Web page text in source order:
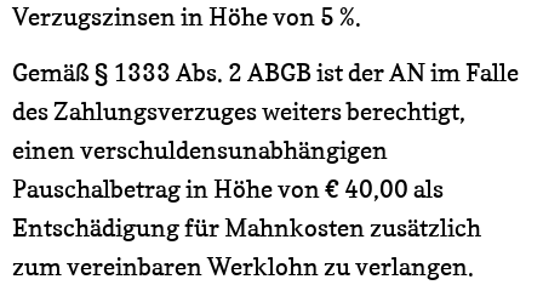
Verzugszinsen in Höhe von 5 %.
Gemäß § 1333 Abs. 2 ABGB ist der AN im Falle
des Zahlungsverzuges weiters berechtigt,
einen verschuldensunabhängigen
Pauschalbetrag in Höhe von € 40,00 als
Entschädigung für Mahnkosten zusätzlich
zum vereinbaren Werklohn zu verlangen.